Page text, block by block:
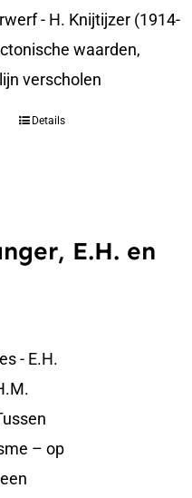
- H. Knijtijzer (1914-
waarden,
verscholen
Details
E.H. en
- E.H.
– op